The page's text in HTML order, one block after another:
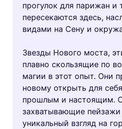
прогулок для парижан и
пересекаются здесь,
видами на Сену и
Звезды Нового моста,
плавно скользящие по
магии в этот опыт. Они
новому открыть для
прошлым и настоящим.
захватывающие пейзажи
уникальный взгляд на